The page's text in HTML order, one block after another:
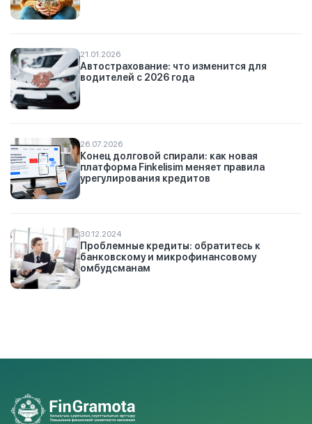
21.01.2026
Автострахование: что изменится для
водителей с 2026 года
26.07.2026
Конец долговой спирали: как новая
платформа Finkelisim меняет правила
урегулирования кредитов
30.12.2024
Проблемные кредиты: обратитесь к
банковскому и микрофинансовому
омбудсманам